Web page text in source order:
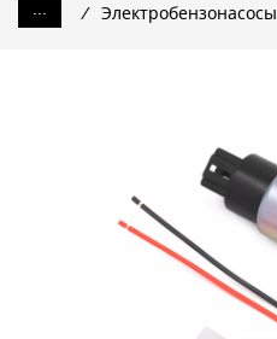
... / Электробензонасосы